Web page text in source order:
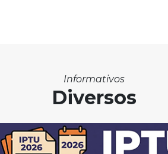
Informativos
Diversos